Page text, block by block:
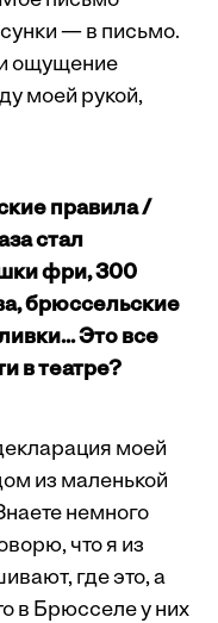
— в письмо.
ощущение
моей рукой,
правила /
стал
фри, 300
брюссельские
Это все
в театре?
моей
из маленькой
немного
что я из
где это, а
в Брюсселе у них